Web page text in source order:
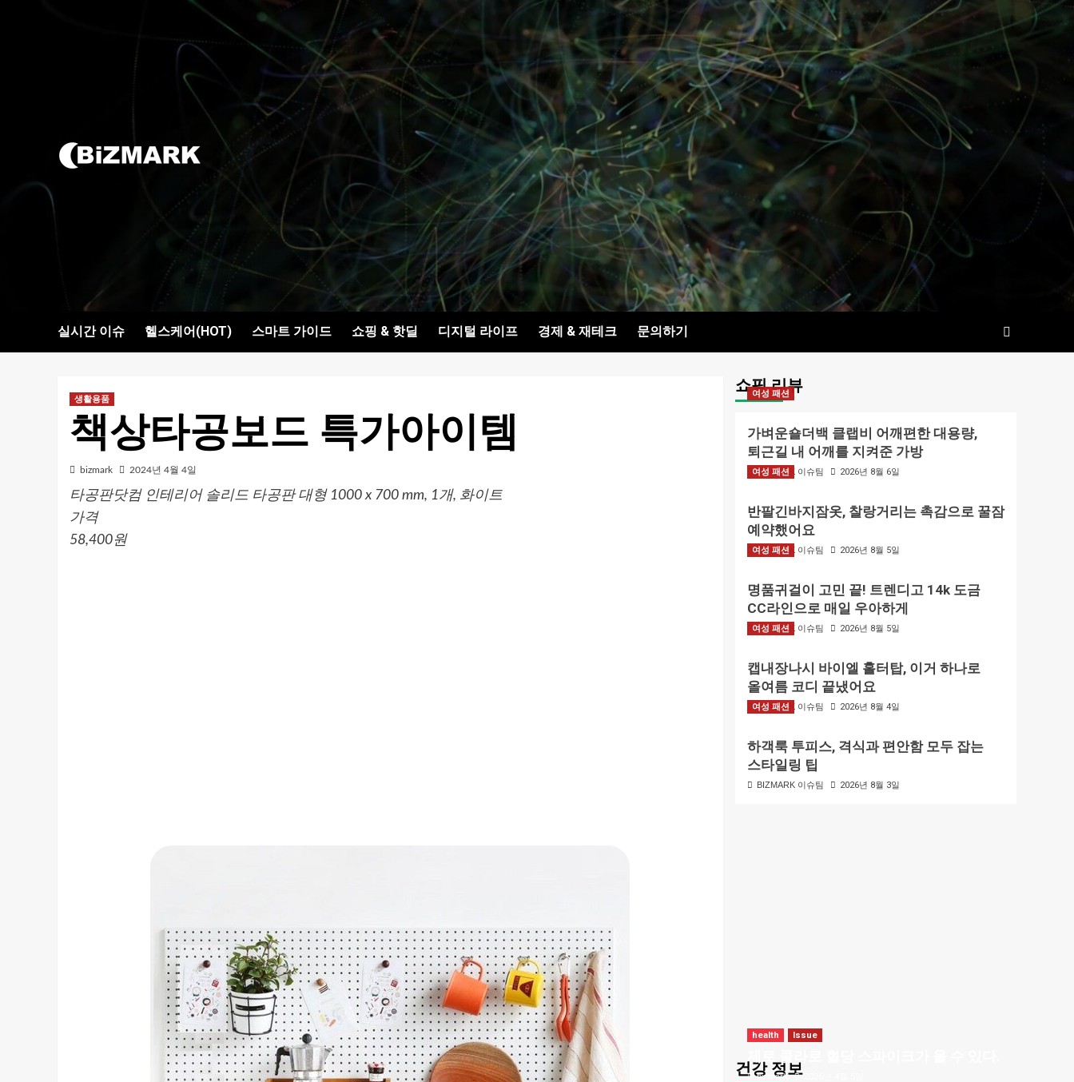
실시간 이슈 헬스케어(HOT) 스마트 가이드 쇼핑 & 핫딜 디지털 라이프 경제 & 재테크 문의하기
생활용품
책상타공보드 특가아이템
bizmark 2024년 4월 4일
타공판닷컴 인테리어 솔리드 타공판 대형 1000 x 700 mm, 1개, 화이트
가격
58,400원
쇼핑 리뷰
여성 패션
가벼운숄더백 클랩비 어깨편한 대용량,
퇴근길 내 어깨를 지켜준 가방
BIZMARK 이슈팀 2026년 8월 6일
여성 패션
반팔긴바지잠옷, 찰랑거리는 촉감으로 꿀잠
예약했어요
BIZMARK 이슈팀 2026년 8월 5일
여성 패션
명품귀걸이 고민 끝! 트렌디고 14k 도금
CC라인으로 매일 우아하게
BIZMARK 이슈팀 2026년 8월 5일
여성 패션
캡내장나시 바이엘 홀터탑, 이거 하나로
올여름 코디 끝냈어요
BIZMARK 이슈팀 2026년 8월 4일
여성 패션
하객룩 투피스, 격식과 편안함 모두 잡는
스타일링 팁
BIZMARK 이슈팀 2026년 8월 3일
건강 정보
health Issue
bizmark